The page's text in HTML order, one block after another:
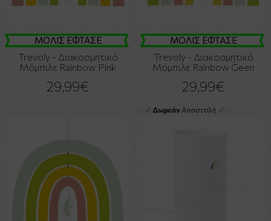
ΜΟΛΙΣ ΕΦΤΑΣΕ
Trevoly - Διακοσμητικό
Μόμπιλε Rainbow Pink
29,99€
ΜΟΛΙΣ ΕΦΤΑΣΕ
Trevoly - Διακοσμητικό
Μόμπιλε Rainbow Geen
29,99€